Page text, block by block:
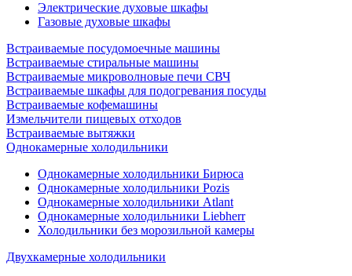
Электрические духовые шкафы
Газовые духовые шкафы
Встраиваемые посудомоечные машины
Встраиваемые стиральные машины
Встраиваемые микроволновые печи СВЧ
Встраиваемые шкафы для подогревания посуды
Встраиваемые кофемашины
Измельчители пищевых отходов
Встраиваемые вытяжки
Однокамерные холодильники
Однокамерные холодильники Бирюса
Однокамерные холодильники Pozis
Однокамерные холодильники Atlant
Однокамерные холодильники Liebherr
Холодильники без морозильной камеры
Двухкамерные холодильники